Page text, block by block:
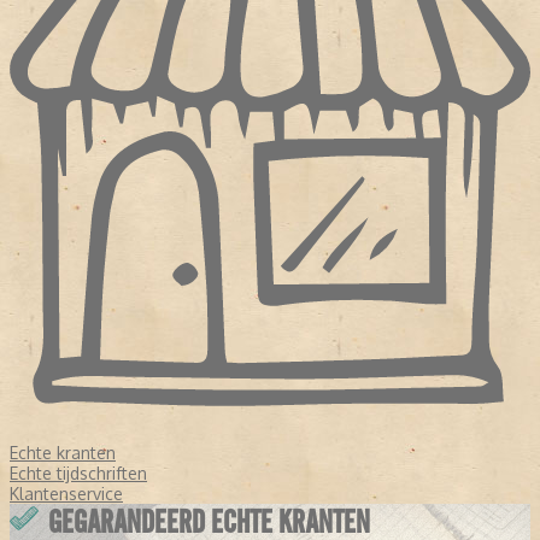
Echte kranten
Echte tijdschriften
Klantenservice
GEGARANDEERD ECHTE KRANTEN